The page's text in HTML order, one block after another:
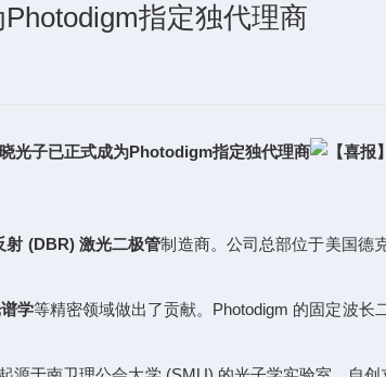
指定独代理商
射 (DBR) 激光二极管制造商。公司总部位于美国德
学等精密领域做出了贡献。Photodigm 的固定波长